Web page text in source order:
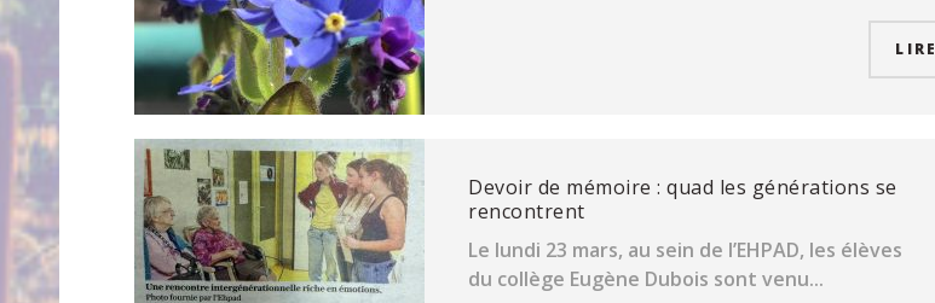
LIRE
Devoir de mémoire : quad les générations se
rencontrent
Le lundi 23 mars, au sein de l’EHPAD, les élèves
du collège Eugène Dubois sont venu...